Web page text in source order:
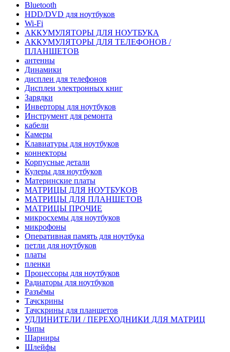
Bluetooth
HDD/DVD для ноутбуков
Wi-Fi
АККУМУЛЯТОРЫ ДЛЯ НОУТБУКА
АККУМУЛЯТОРЫ ДЛЯ ТЕЛЕФОНОВ /
ПЛАНШЕТОВ
антенны
Динамики
дисплеи для телефонов
Дисплеи электронных книг
Зарядки
Инверторы для ноутбуков
Инструмент для ремонта
кабели
Камеры
Клавиатуры для ноутбуков
коннекторы
Корпусные детали
Кулеры для ноутбуков
Материнские платы
МАТРИЦЫ ДЛЯ НОУТБУКОВ
МАТРИЦЫ ДЛЯ ПЛАНШЕТОВ
МАТРИЦЫ ПРОЧИЕ
микросхемы для ноутбуков
микрофоны
Оперативная память для ноутбука
петли для ноутбуков
платы
пленки
Процессоры для ноутбуков
Радиаторы для ноутбуков
Разъёмы
Тачскрины
Тачскрины для планшетов
УДЛИНИТЕЛИ / ПЕРЕХОДНИКИ ДЛЯ МАТРИЦ
Чипы
Шарниры
Шлейфы